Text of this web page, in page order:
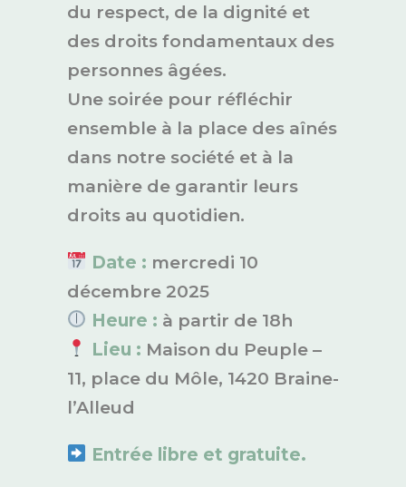
du respect, de la dignité et
des droits fondamentaux des
personnes âgées.
Une soirée pour réfléchir
ensemble à la place des aînés
dans notre société et à la
manière de garantir leurs
droits au quotidien.
Date : mercredi 10
décembre 2025
Heure : à partir de 18h
Lieu : Maison du Peuple –
11, place du Môle, 1420 Braine-
l’Alleud
Entrée libre et gratuite.